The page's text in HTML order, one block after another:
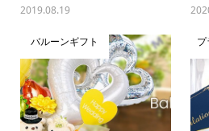
2019.08.19
バルーンギフト